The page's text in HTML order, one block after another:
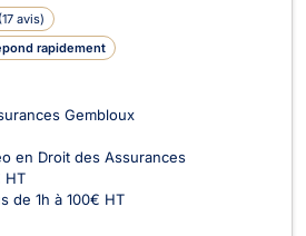
(17 avis)
rapidement
Gembloux
en Droit des Assurances
HT
de 1h à 100€ HT